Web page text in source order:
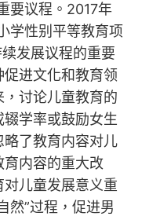
要议程。2017年
学性别平等教育项
发展议程的重要
进文化和教育领
讨论儿童教育的
学率或鼓励女生
了教育内容对儿
内容的重大改
儿童发展意义重
然”过程，促进男